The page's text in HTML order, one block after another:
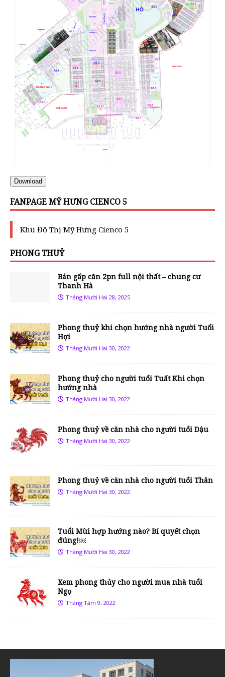
Download
FANPAGE MỸ HƯNG CIENCO 5
Khu Đô Thị Mỹ Hưng Cienco 5
PHONG THUỶ
Bán gấp căn 2pn full nội thất – chung cư
Thanh Hà
Tháng Mười Hai 28, 2025
Phong thuỷ khi chọn hướng nhà người Tuổi
Hợi
Tháng Mười Hai 30, 2022
Phong thuỷ cho người tuổi Tuất Khi chọn
hướng nhà
Tháng Mười Hai 30, 2022
Phong thuỷ về căn nhà cho người tuổi Dậu
Tháng Mười Hai 30, 2022
Phong thuỷ về căn nhà cho người tuổi Thân
Tháng Mười Hai 30, 2022
Tuổi Mùi hợp hướng nào? Bí quyết chọn
đúng!￼
Tháng Mười Hai 30, 2022
Xem phong thủy cho người mua nhà tuổi
Ngọ
Tháng Tám 9, 2022